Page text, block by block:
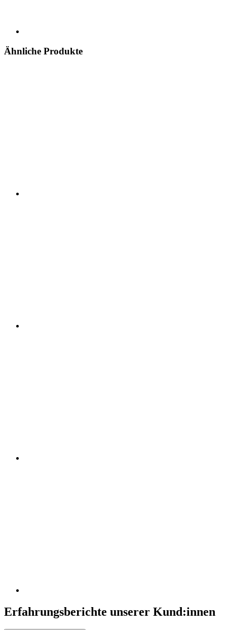
Ähnliche Produkte
Erfahrungsberichte unserer Kund:innen